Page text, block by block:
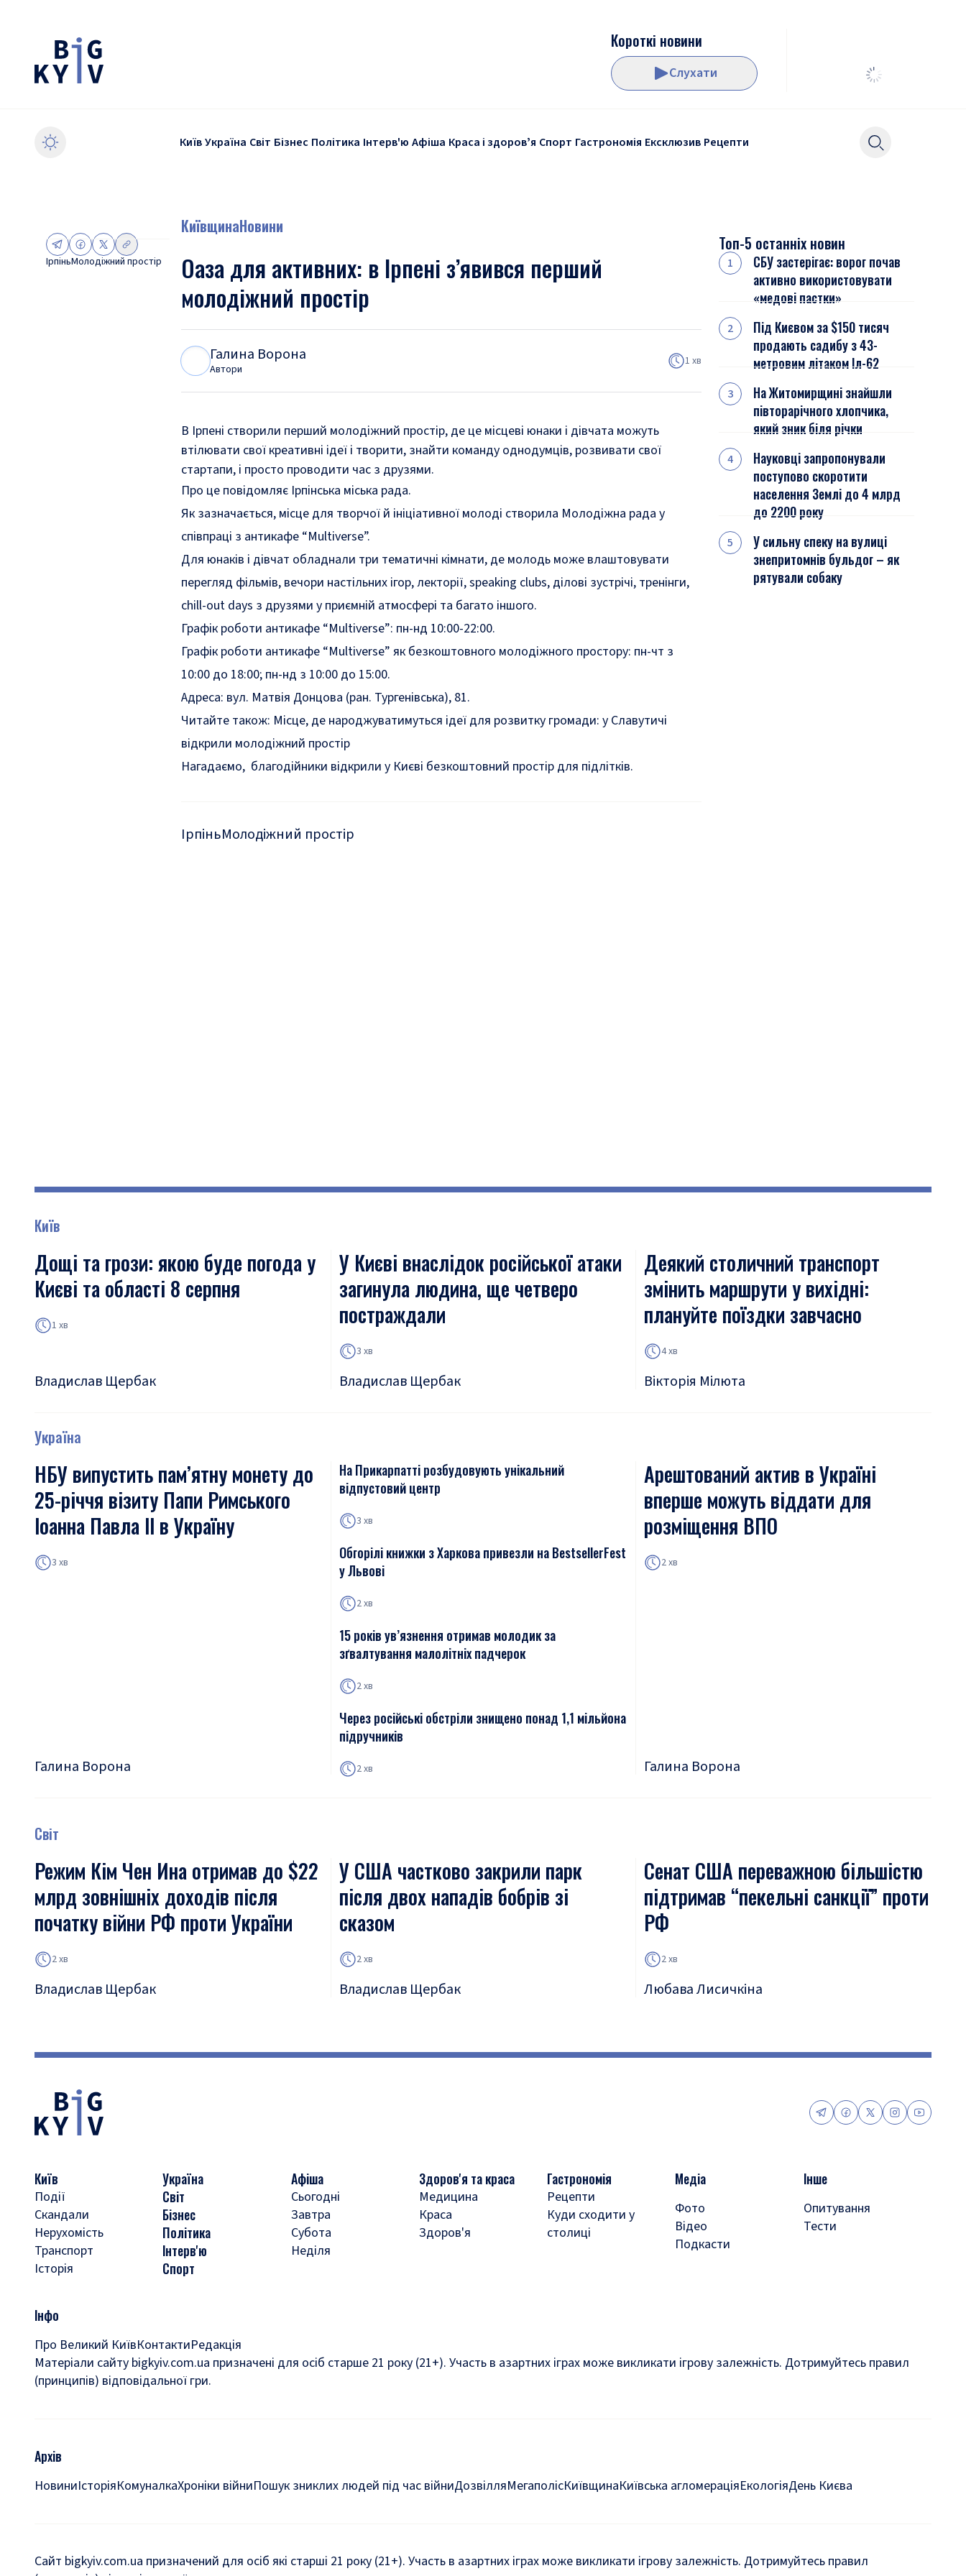
Короткі новини
Слухати
КиївУкраїна Світ Бізнес Політика Інтерв'ю Афіша Краса і здоровʼя Спорт Гастрономія Ексклюзив Рецепти
ІрпіньМолодіжний простір
КиївщинаНовини
Оаза для активних: в Ірпені з’явився перший
молодіжний простір
Галина Ворона
Автори
1 хв
В Ірпені створили перший молодіжний простір, де це місцеві юнаки і дівчата можуть
втілювати свої креативні ідеї і творити, знайти команду однодумців, розвивати свої
стартапи, і просто проводити час з друзями.
Про це повідомляє Ірпінська міська рада.
Як зазначається, місце для творчої й ініціативної молоді створила Молодіжна рада у
співпраці з антикафе “Multiverse”.
Для юнаків і дівчат обладнали три тематичні кімнати, де молодь може влаштовувати
перегляд фільмів, вечори настільних ігор, лекторії, speaking clubs, ділові зустрічі, тренінги,
chill-out days з друзями у приємній атмосфері та багато іншого.
Графік роботи антикафе “Multiverse”: пн-нд 10:00-22:00.
Графік роботи антикафе “Multiverse” як безкоштовного молодіжного простору: пн-чт з
10:00 до 18:00; пн-нд з 10:00 до 15:00.
Адреса: вул. Матвія Донцова (ран. Тургенівська), 81.
Читайте також: Місце, де народжуватимуться ідеї для розвитку громади: у Славутичі
відкрили молодіжний простір
Нагадаємо, благодійники відкрили у Києві безкоштовний простір для підлітків.
ІрпіньМолодіжний простір
Топ-5 останніх новин
СБУ застерігає: ворог почав
активно використовувати
«медові пастки»
Під Києвом за $150 тисяч
продають садибу з 43-
метровим літаком Іл-62
На Житомирщині знайшли
півторарічного хлопчика,
який зник біля річки
Науковці запропонували
поступово скоротити
населення Землі до 4 млрд
до 2200 року
У сильну спеку на вулиці
знепритомнів бульдог – як
рятували собаку
Київ
Дощі та грози: якою буде погода у
Києві та області 8 серпня
1 хв
Владислав Щербак
У Києві внаслідок російської атаки
загинула людина, ще четверо
постраждали
3 хв
Владислав Щербак
Деякий столичний транспорт
змінить маршрути у вихідні:
плануйте поїздки завчасно
4 хв
Вікторія Мілюта
Україна
НБУ випустить пам’ятну монету до
25-річчя візиту Папи Римського
Іоанна Павла ІІ в Україну
3 хв
Галина Ворона
На Прикарпатті розбудовують унікальний
відпустовий центр
3 хв
Обгорілі книжки з Харкова привезли на BestsellerFest
у Львові
2 хв
15 років ув’язнення отримав молодик за
зґвалтування малолітніх падчерок
2 хв
Через російські обстріли знищено понад 1,1 мільйона
підручників
2 хв
Арештований актив в Україні
вперше можуть віддати для
розміщення ВПО
2 хв
Галина Ворона
Світ
Режим Кім Чен Ина отримав до $22
млрд зовнішніх доходів після
початку війни РФ проти України
2 хв
Владислав Щербак
У США частково закрили парк
після двох нападів бобрів зі
сказом
2 хв
Владислав Щербак
Сенат США переважною більшістю
підтримав “пекельні санкції” проти
РФ
2 хв
Любава Лисичкіна
Київ
Події
Скандали
Нерухомість
Транспорт
Історія
Україна
Світ
Бізнес
Політика
Інтерв'ю
Спорт
Афіша
Сьогодні
Завтра
Субота
Неділя
Здоров'я та краса
Медицина
Краса
Здоров'я
Гастрономія
Рецепти
Куди сходити у
столиці
Медіа
Фото
Відео
Подкасти
Інше
Опитування
Тести
Інфо
Про Великий КиївКонтактиРедакція
Матеріали сайту bigkyiv.com.ua призначені для осіб старше 21 року (21+). Участь в азартних іграх може викликати ігрову залежність. Дотримуйтесь правил
(принципів) відповідальної гри.
Архів
НовиниІсторіяКомуналкаХроніки війниПошук зниклих людей під час війниДозвілляМегаполісКиївщинаКиївська агломераціяЕкологіяДень Києва
Сайт bigkyiv.com.ua призначений для осіб які старші 21 року (21+). Участь в азартних іграх може викликати ігрову залежність. Дотримуйтесь правил